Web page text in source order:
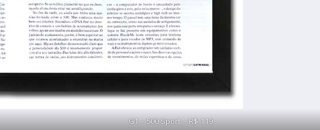
G1 – 500 Sport – R$ 119